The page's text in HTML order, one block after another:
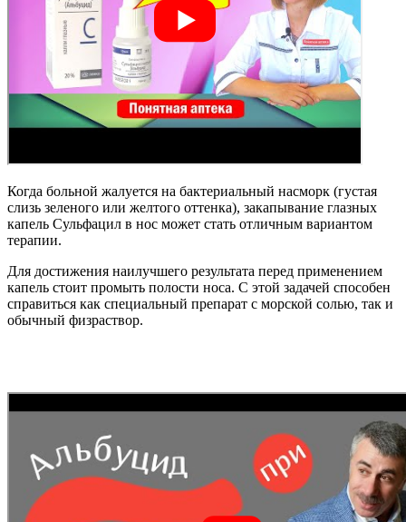
Когда больной жалуется на бактериальный насморк (густая
слизь зеленого или желтого оттенка), закапывание глазных
капель Сульфацил в нос может стать отличным вариантом
терапии.
Для достижения наилучшего результата перед применением
капель стоит промыть полости носа. С этой задачей способен
справиться как специальный препарат с морской солью, так и
обычный физраствор.